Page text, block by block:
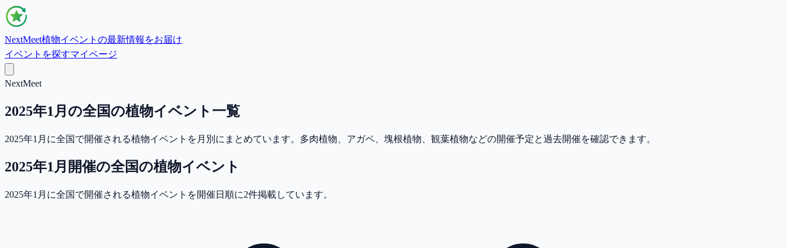
NextMeet植物イベントの最新情報をお届け
イベントを探すマイページ
NextMeet
2025年1月の全国の植物イベント一覧
2025年1月に全国で開催される植物イベントを月別にまとめています。多肉植物、アガベ、塊根植物、観葉植物などの開催予定と過去開催を確認できます。
2025年1月 開催の全国の植物イベント
2025年1月に全国で開催される植物イベントを開催日順に2件掲載しています。